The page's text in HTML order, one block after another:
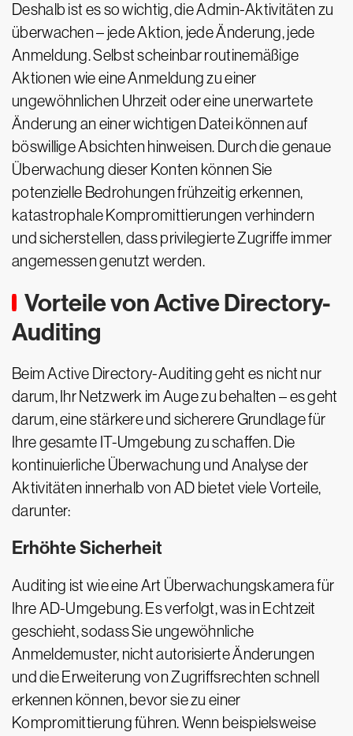
Deshalb ist es so wichtig, die Admin-Aktivitäten zu
überwachen – jede Aktion, jede Änderung, jede
Anmeldung. Selbst scheinbar routinemäßige
Aktionen wie eine Anmeldung zu einer
ungewöhnlichen Uhrzeit oder eine unerwartete
Änderung an einer wichtigen Datei können auf
böswillige Absichten hinweisen. Durch die genaue
Überwachung dieser Konten können Sie
potenzielle Bedrohungen frühzeitig erkennen,
katastrophale Kompromittierungen verhindern
und sicherstellen, dass privilegierte Zugriffe immer
angemessen genutzt werden.
Vorteile von Active Directory-
Auditing
Beim Active Directory-Auditing geht es nicht nur
darum, Ihr Netzwerk im Auge zu behalten – es geht
darum, eine stärkere und sicherere Grundlage für
Ihre gesamte IT-Umgebung zu schaffen. Die
kontinuierliche Überwachung und Analyse der
Aktivitäten innerhalb von AD bietet viele Vorteile,
darunter:
Erhöhte Sicherheit
Auditing ist wie eine Art Überwachungskamera für
Ihre AD-Umgebung. Es verfolgt, was in Echtzeit
geschieht, sodass Sie ungewöhnliche
Anmeldemuster, nicht autorisierte Änderungen
und die Erweiterung von Zugriffsrechten schnell
erkennen können, bevor sie zu einer
Kompromittierung führen. Wenn beispielsweise